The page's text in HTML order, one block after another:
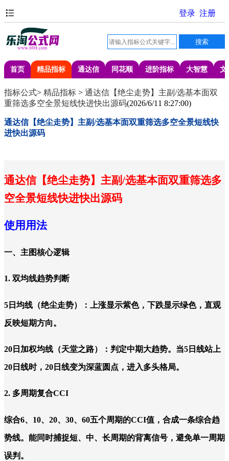
首页 精品指标 通达信 同花顺 进阶指标 大智慧 文
指标公式> 精品指标 > 通达信【绝尘走势】主副/选基本面双
重筛选多空全景短线快进快出源码(2026/6/11 8:27:00)
通达信【绝尘走势】主副/选基本面双重筛选多空全景短线快
进快出源码
通达信【绝尘走势】主副/选基本面双重筛选多
空全景短线快进快出源码
使用用法
一、主图核心逻辑
1. 双均线趋势判断
5日均线（绝尘走势）：上涨显示紫色，下跌显示绿色，直观
反映短期方向。
20日加权均线（天堂之路）：判定中期大趋势。当5日线站上
20日线时，20日线变为深蓝圆点，进入多头格局。
2. 多周期复合CCI
综合6、10、20、30、60五个周期的CCI值，合成一条综合趋
势线。能同时捕捉短、中、长周期的背离信号，避免单一周期
误判。